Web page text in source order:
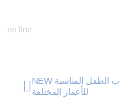
on line
NEW طرق عقاب الطفل المناسبة
للأعمار المختلفة